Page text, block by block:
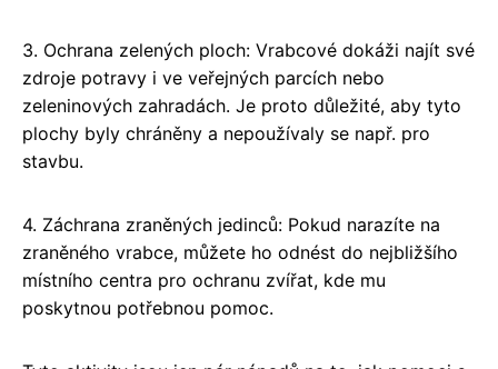
3. Ochrana zelených ploch: Vrabcové dokáži najít své
zdroje potravy i ve veřejných parcích nebo
zeleninových zahradách. Je proto důležité, aby tyto
plochy byly chráněny a nepoužívaly se např. pro
stavbu.
4. Záchrana zraněných jedinců: Pokud narazíte na
zraněného vrabce, můžete ho odnést do nejbližšího
místního centra pro ochranu zvířat, kde mu
poskytnou potřebnou pomoc.